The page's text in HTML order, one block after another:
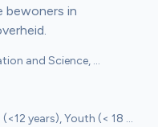
bewoners in
and Science,
Community Objectives
years), Youth (< 18